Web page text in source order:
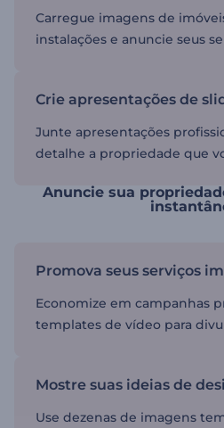
Carregue imagens de
instalações e anuncie seus
Crie apresentações de
Junte apresentações
detalhe a propriedade que
Anuncie sua
Promova seus serviços
Economize em campanhas
templates de vídeo para
Mostre suas ideias de
Use dezenas de imagens